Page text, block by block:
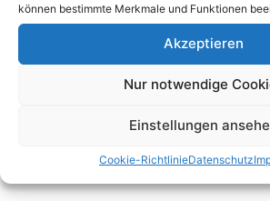
können bestimmte Merkmale und Funktionen
Akzeptieren
Nur notwendige
Einstellungen
Cookie-RichtlinieDatenschutz
Abonnieren